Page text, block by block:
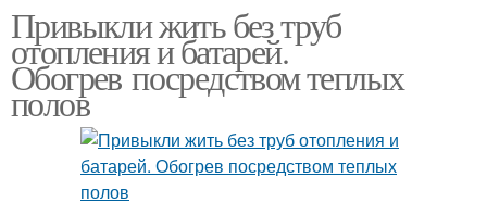
Привыкли жить без труб
отопления и батарей.
Обогрев посредством теплых
полов